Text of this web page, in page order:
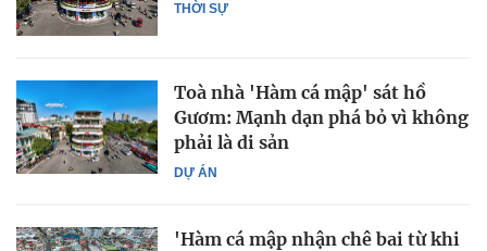
THỜI SỰ
DỰ ÁN
Toà nhà 'Hàm cá mập' sát hồ
Gươm: Mạnh dạn phá bỏ vì không
phải là di sản
'Hàm cá mập nhận chê bai từ khi